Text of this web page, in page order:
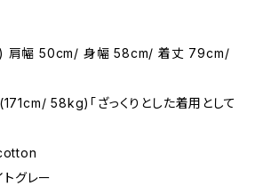
肩幅 50cm/ 身幅 58cm/ 着丈 79cm/
58kg)「ざっくりとした着用として
グレー